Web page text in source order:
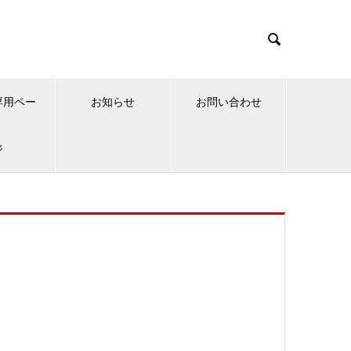

用ペー お知らせ お問い合わせ